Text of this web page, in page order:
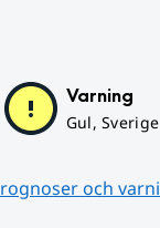
Varning
Gul, Sverige
och